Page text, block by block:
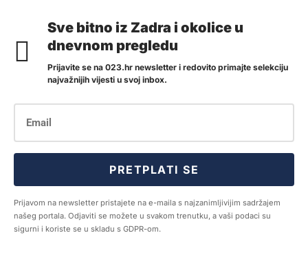
Sve bitno iz Zadra i okolice u
dnevnom pregledu
Prijavite se na 023.hr newsletter i redovito primajte selekciju
najvažnijih vijesti u svoj inbox.
PRETPLATI SE
Prijavom na newsletter pristajete na e-maila s najzanimljivijim sadržajem
našeg portala. Odjaviti se možete u svakom trenutku, a vaši podaci su
sigurni i koriste se u skladu s GDPR-om.